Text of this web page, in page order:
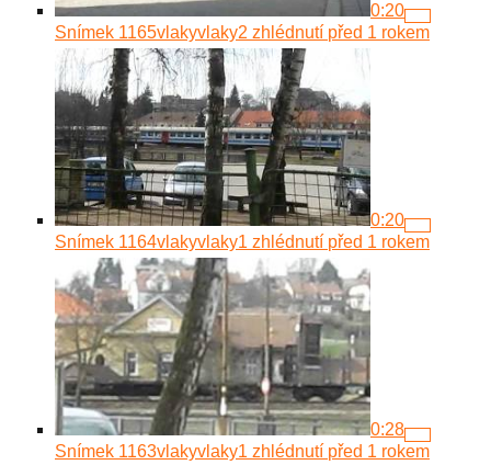
0:20
Snímek 1165vlakyvlaky2 zhlédnutí před 1 rokem
0:20
Snímek 1164vlakyvlaky1 zhlédnutí před 1 rokem
0:28
Snímek 1163vlakyvlaky1 zhlédnutí před 1 rokem